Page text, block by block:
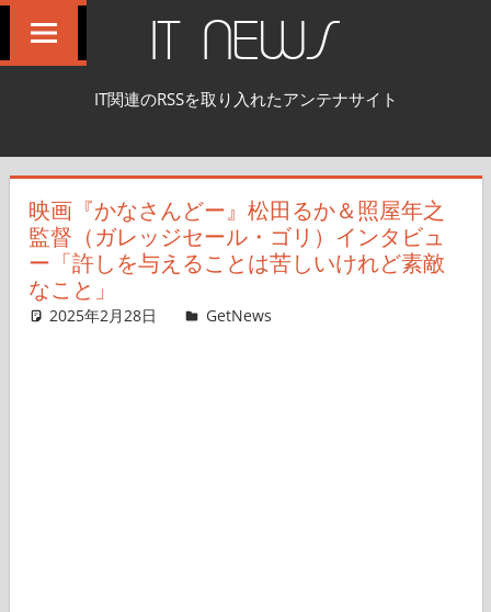
へ
IT NEWS
IT関連のRSSを取り入れたアンテナサイト
映画『かなさんどー』松田るか＆照屋年之
監督（ガレッジセール・ゴリ）インタビュ
ー「許しを与えることは苦しいけれど素敵
なこと」
2025年2月28日 GetNews